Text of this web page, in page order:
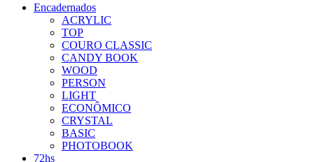
Encadernados
ACRYLIC
TOP
COURO CLASSIC
CANDY BOOK
WOOD
PERSON
LIGHT
ECONÔMICO
CRYSTAL
BASIC
PHOTOBOOK
72hs